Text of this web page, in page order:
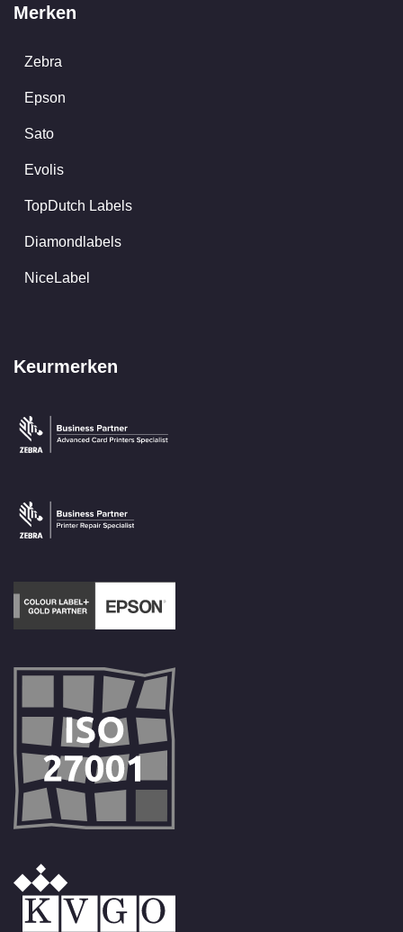
Merken
Zebra
Epson
Sato
Evolis
TopDutch Labels
Diamondlabels
NiceLabel
Keurmerken